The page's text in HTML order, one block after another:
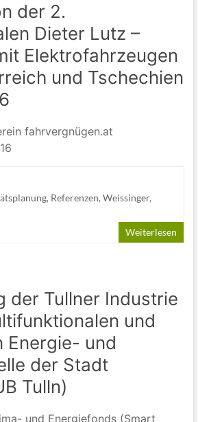
der 2.
Dieter Lutz –
Elektrofahrzeugen
und Tschechien
fahrvergnügen.at
, Referenzen, Weissinger,
Weiterlesen
der Tullner Industrie
und
Energie- und
der Stadt
Tulln)
und Energiefonds (Smart